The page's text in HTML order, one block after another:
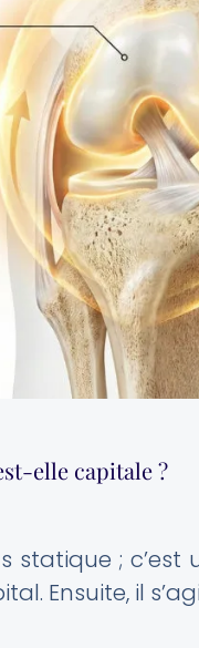
elle capitale ?
statique ;
Ensuite, il